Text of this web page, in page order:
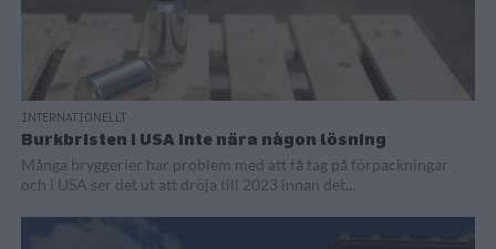
INTERNATIONELLT
Burkbristen i USA inte nära någon lösning
Många bryggerier har problem med att få tag på förpackningar
och i USA ser det ut att dröja till 2023 innan det...